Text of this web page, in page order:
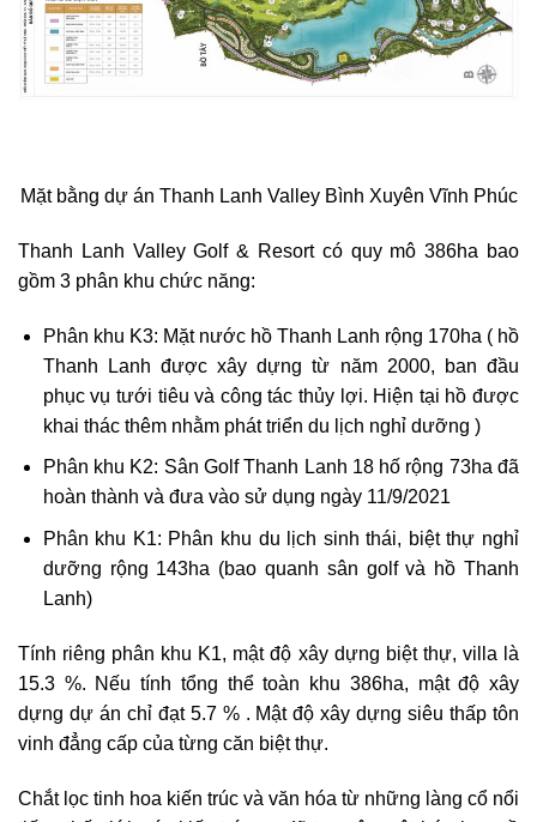
Mặt bằng dự án Thanh Lanh Valley Bình Xuyên Vĩnh Phúc
Thanh Lanh Valley Golf & Resort có quy mô 386ha bao
gồm 3 phân khu chức năng:
Phân khu K3: Mặt nước hồ Thanh Lanh rộng 170ha ( hồ
Thanh Lanh được xây dựng từ năm 2000, ban đầu
phục vụ tưới tiêu và công tác thủy lợi. Hiện tại hồ được
khai thác thêm nhằm phát triển du lịch nghỉ dưỡng )
Phân khu K2: Sân Golf Thanh Lanh 18 hố rộng 73ha đã
hoàn thành và đưa vào sử dụng ngày 11/9/2021
Phân khu K1: Phân khu du lịch sinh thái, biệt thự nghỉ
dưỡng rộng 143ha (bao quanh sân golf và hồ Thanh
Lanh)
Tính riêng phân khu K1, mật độ xây dựng biệt thự, villa là
15.3 %. Nếu tính tổng thể toàn khu 386ha, mật độ xây
dựng dự án chỉ đạt 5.7 % . Mật độ xây dựng siêu thấp tôn
vinh đẳng cấp của từng căn biệt thự.
Chắt lọc tinh hoa kiến trúc và văn hóa từ những làng cổ nổi